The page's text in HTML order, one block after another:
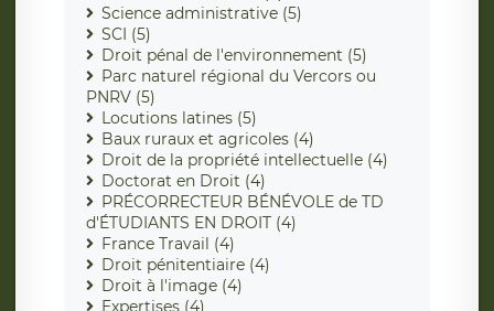
Science administrative (5)
SCI (5)
Droit pénal de l'environnement (5)
Parc naturel régional du Vercors ou
PNRV (5)
Locutions latines (5)
Baux ruraux et agricoles (4)
Droit de la propriété intellectuelle (4)
Doctorat en Droit (4)
PRÉCORRECTEUR BÉNÉVOLE de TD
d'ÉTUDIANTS EN DROIT (4)
France Travail (4)
Droit pénitentiaire (4)
Droit à l'image (4)
Expertises (4)